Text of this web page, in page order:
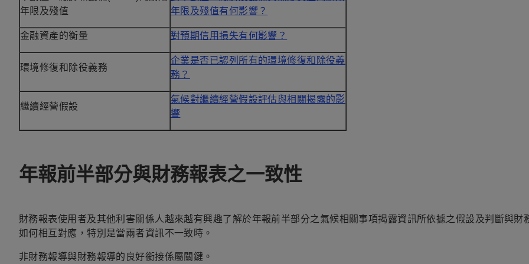
年限及殘值
年限及殘值有何影響？
金融資產的衡量
對預期信用損失有何影響？
環境修復和除役義務
企業是否已認列所有的環境修復和除役義
務？
繼續經營假設
氣候對繼續經營假設評估與相關揭露的影
響
年報前半部分與財務報表之一致性
財務報表使用者及其他利害關係人越來越有興趣了解於年報前半部分之氣候相關事項揭露資訊所依據之假設及判斷與財
如何相互對應，特別是當兩者資訊不一致時。
非財務報導與財務報導的良好銜接係屬關鍵。